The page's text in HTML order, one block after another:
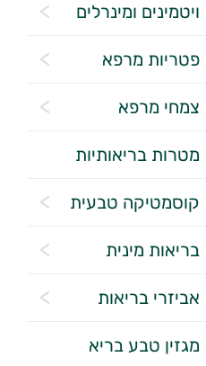
ויטמינים ומינרלים
פטריות מרפא
צמחי מרפא
מטרות בריאותיות
קוסמטיקה טבעית
בריאות מינית
אביזרי בריאות
מגזין טבע בריא